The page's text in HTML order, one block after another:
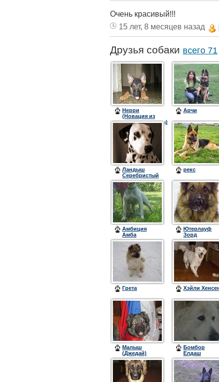
Очень красивый!!!
15 лет, 8 месяцев назад
Друзья собаки всего 71
Нерри
(Новация из
Катариненбурга)
Арчи
Ландыш
Серебристый
с Невских
Островов
рекс
Амбиция
Амба
Астильда
Ютерлауф
Зорд
Грета Хэйли
Малыш
(Джедай)
Бомбор
Елдаш